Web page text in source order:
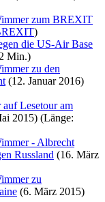
zum BREXIT
)
die US-Air Base
Min.)
zu den
(12. Januar 2016)
Lesetour am
2015) (Länge:
- Albrecht
Russland (16. März
zu
(6. März 2015)